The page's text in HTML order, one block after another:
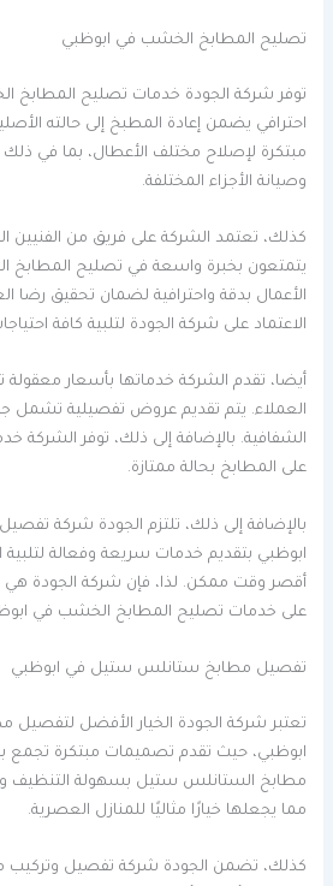
تصليح المطابخ الخشب في ابوظبي
توفر شركة الجودة خدمات تصليح المطابخ
احترافي يضمن إعادة المطبخ إلى حالته
مبتكرة لإصلاح مختلف الأعطال، بما في ذلك
وصيانة الأجزاء المختلفة.
كذلك، تعتمد الشركة على فريق من الفنيين
يتمتعون بخبرة واسعة في تصليح المطابخ
الأعمال بدقة واحترافية لضمان تحقيق رضا
الاعتماد على شركة الجودة لتلبية كافة
أيضا، تقدم الشركة خدماتها بأسعار
العملاء. يتم تقديم عروض تفصيلية تشمل
الشفافية. بالإضافة إلى ذلك، توفر الشركة
على المطابخ بحالة ممتازة.
بالإضافة إلى ذلك، تلتزم الجودة شركة
ابوظبي بتقديم خدمات سريعة وفعالة لتلبية
أقصر وقت ممكن. لذا، فإن شركة الجودة هي
على خدمات تصليح المطابخ الخشب في
تفصيل مطابخ ستانلس ستيل في ابوظبي
تعتبر شركة الجودة الخيار الأفضل
ابوظبي، حيث تقدم تصميمات مبتكرة تجمع
مطابخ الستانلس ستيل بسهولة التنظيف
مما يجعلها خيارًا مثاليًا للمنازل العصرية.
كذلك، تضمن الجودة شركة تفصيل وتركيب